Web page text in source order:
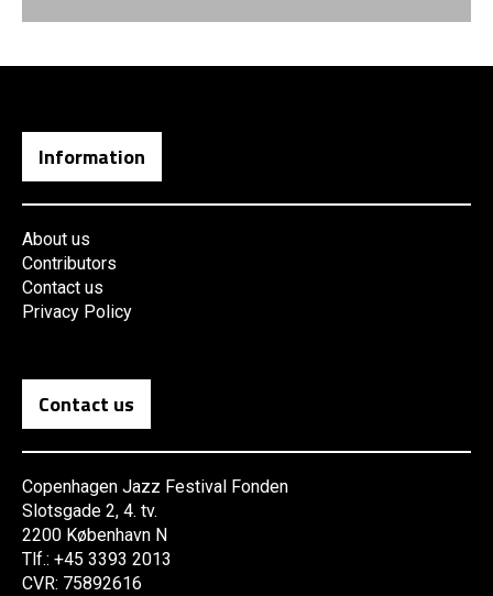
Information
About us
Contributors
Contact us
Privacy Policy
Contact us
Copenhagen Jazz Festival Fonden
Slotsgade 2, 4. tv.
2200 København N
Tlf.: +45 3393 2013
CVR: 75892616